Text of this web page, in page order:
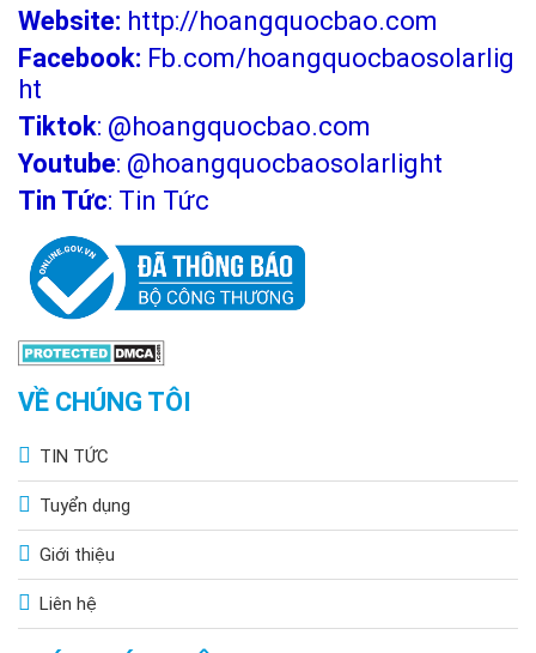
Website: http://hoangquocbao.com
Facebook: Fb.com/hoangquocbaosolarlig
ht
Tiktok: @hoangquocbao.com
Youtube: @hoangquocbaosolarlight
Tin Tức: Tin Tức
VỀ CHÚNG TÔI
TIN TỨC
Tuyển dụng
Giới thiệu
Liên hệ